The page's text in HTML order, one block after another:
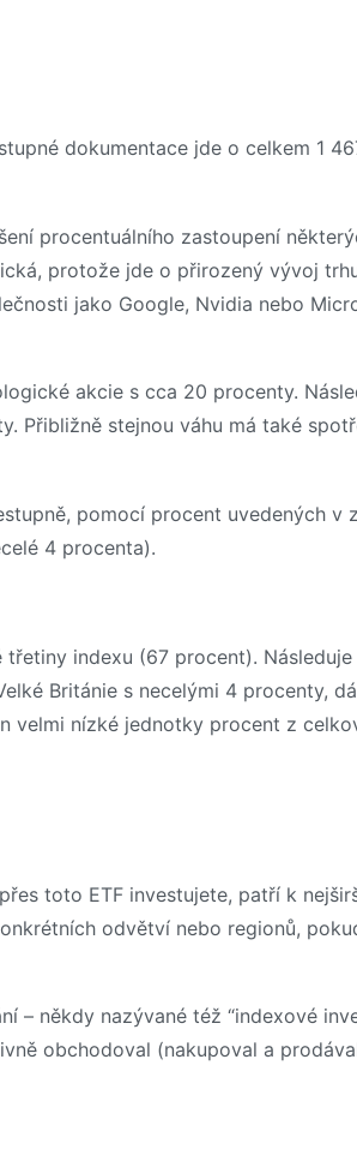
dokumentace jde o celkem 1
procentuálního zastoupení
protože jde o přirozený vývoj
jako Google, Nvidia nebo
akcie s cca 20 procenty.
Přibližně stejnou váhu má také
pomocí procent uvedených v
4 procenta).
indexu (67 procent).
Británie s necelými 4 procenty,
velmi nízké jednotky procent z
toto ETF investujete, patří k
odvětví nebo regionů,
někdy nazývané též “indexové
obchodoval (nakupoval a